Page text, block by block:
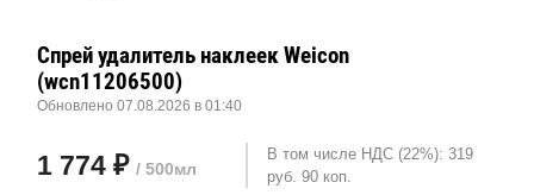
Спрей удалитель наклеек Weicon
(wcn11206500)
Обновлено 07.08.2026 в 01:40
1 774 ₽ / 500мл
В том числе НДС (22%): 319
руб. 90 коп.